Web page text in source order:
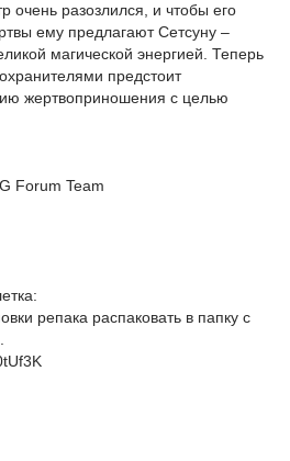
очень разозлился, и чтобы его
ему предлагают Сетсуну –
магической энергией. Теперь
предстоит
жертвоприношения с целью
Forum Team
репака распаковать в папку с